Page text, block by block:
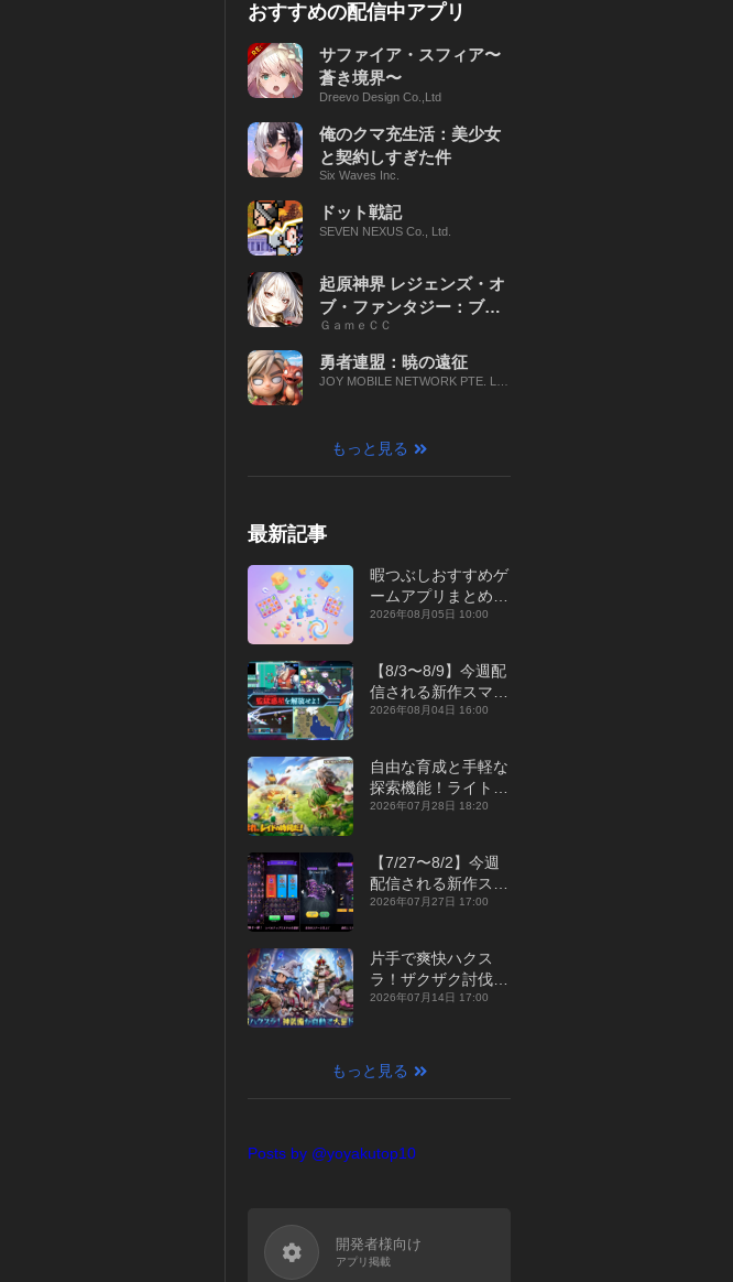
おすすめの配信中アプリ
サファイア・スフィア〜
蒼き境界〜
Dreevo Design Co.,Ltd
俺のクマ充生活：美少女
と契約しすぎた件
Six Waves Inc.
ドット戦記
SEVEN NEXUS Co., Ltd.
起原神界 レジェンズ・オ
ブ・ファンタジー：ブレ
イブ X
ＧａｍｅＣＣ
勇者連盟：暁の遠征
JOY MOBILE NETWORK PTE. LT
もっと見る
最新記事
暇つぶしおすすめゲ
ームアプリまとめ｜
オフライン対応あり
2026年08月05日 10:00
【8/3〜8/9】今週配
信される新作スマホ
ゲームをまとめてお
2026年08月04日 16:00
自由な育成と手軽な
探索機能！ライトカ
ジュアルMMORPG
征』【最新作PICKU
P】
2026年07月28日 18:20
【7/27〜8/2】今週
配信される新作スマ
ホゲームをまとめて
年】
2026年07月27日 17:00
片手で爽快ハクス
ラ！ザクザク討伐し
て神装備を集める放
【最新作PICKUP】
2026年07月14日 17:00
もっと見る
Posts by @yoyakutop10
開発者様向け
アプリ掲載